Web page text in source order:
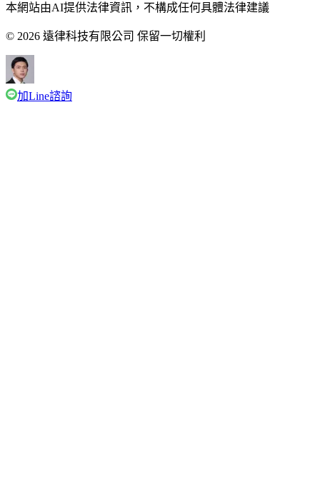
本網站由AI提供法律資訊，不構成任何具體法律建議
© 2026 遠律科技有限公司 保留一切權利
加Line諮詢